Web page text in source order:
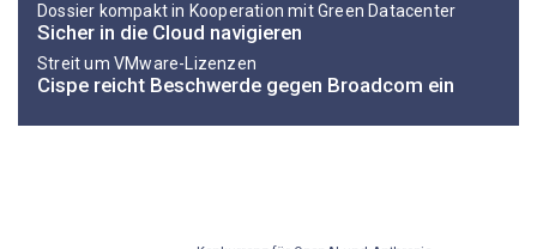
Dossier kompakt in Kooperation mit Green Datacenter
Sicher in die Cloud navigieren
Streit um VMware-Lizenzen
Cispe reicht Beschwerde gegen Broadcom ein